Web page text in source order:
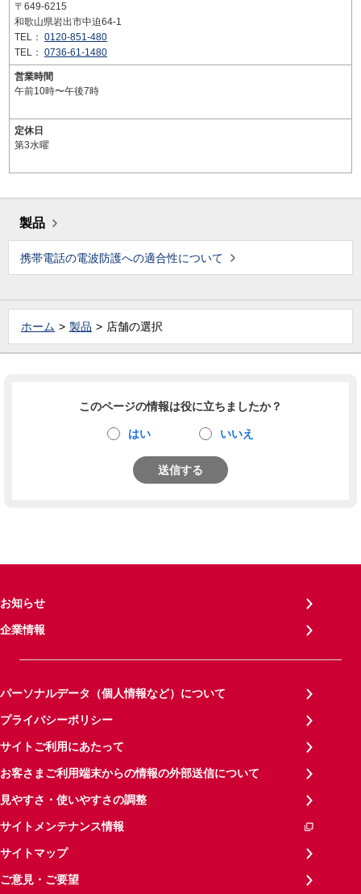
〒649-6215
和歌山県岩出市中迫64-1
TEL： 0120-851-480
TEL： 0736-61-1480
営業時間
午前10時〜午後7時
定休日
第3水曜
製品
携帯電話の電波防護への適合性について
ホーム 製品 店舗の選択
このページの情報は役に立ちましたか？
はい いいえ
送信する
お知らせ
企業情報
パーソナルデータ（個人情報など）について
プライバシーポリシー
サイトご利用にあたって
お客さまご利用端末からの情報の外部送信について
見やすさ・使いやすさの調整
サイトメンテナンス情報
サイトマップ
ご意見・ご要望